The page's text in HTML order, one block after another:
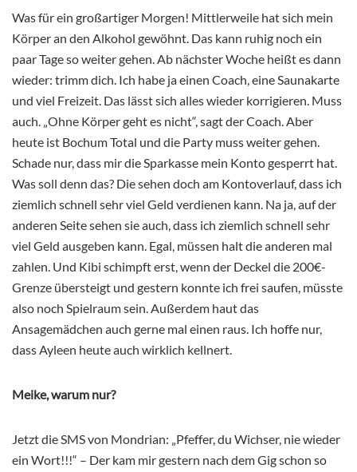
Was für ein großartiger Morgen! Mittlerweile hat sich mein
Körper an den Alkohol gewöhnt. Das kann ruhig noch ein
paar Tage so weiter gehen. Ab nächster Woche heißt es dann
wieder: trimm dich. Ich habe ja einen Coach, eine Saunakarte
und viel Freizeit. Das lässt sich alles wieder korrigieren. Muss
auch. „Ohne Körper geht es nicht“, sagt der Coach. Aber
heute ist Bochum Total und die Party muss weiter gehen.
Schade nur, dass mir die Sparkasse mein Konto gesperrt hat.
Was soll denn das? Die sehen doch am Kontoverlauf, dass ich
ziemlich schnell sehr viel Geld verdienen kann. Na ja, auf der
anderen Seite sehen sie auch, dass ich ziemlich schnell sehr
viel Geld ausgeben kann. Egal, müssen halt die anderen mal
zahlen. Und Kibi schimpft erst, wenn der Deckel die 200€-
Grenze übersteigt und gestern konnte ich frei saufen, müsste
also noch Spielraum sein. Außerdem haut das
Ansagemädchen auch gerne mal einen raus. Ich hoffe nur,
dass Ayleen heute auch wirklich kellnert.
Meike, warum nur?
Jetzt die SMS von Mondrian: „Pfeffer, du Wichser, nie wieder
ein Wort!!!“ – Der kam mir gestern nach dem Gig schon so